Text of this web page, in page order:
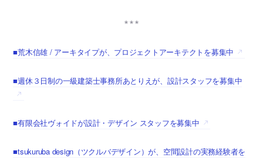
■荒木信雄 / アーキタイプが、プロジェクトアーキテクトを募集中
■週休３日制の一級建築士事務所あとりえが、設計スタッフを募集中
■有限会社ヴォイドが設計・デザイン スタッフを募集中
■tsukuruba design（ツクルバデザイン）が、空間設計の実務経験者を